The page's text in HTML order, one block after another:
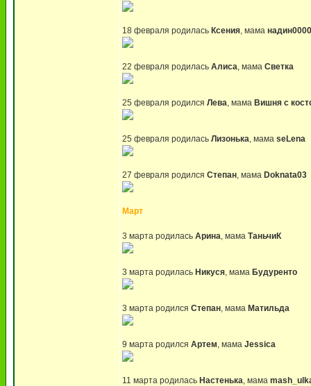
18 февраля родилась Ксения, мама надин0000
22 февраля родилась Алиса, мама Светка
25 февраля родился Лева, мама Вишня с
25 февраля родилась Лизонька, мама seLena
27 февраля родился Степан, мама Doknata03
Март
3 марта родилась Арина, мама ТаньчиК
3 марта родилась Никуся, мама Будуренто
3 марта родился Степан, мама Матильда
9 марта родился Артем, мама Jessica
11 марта родилась Настенька, мама